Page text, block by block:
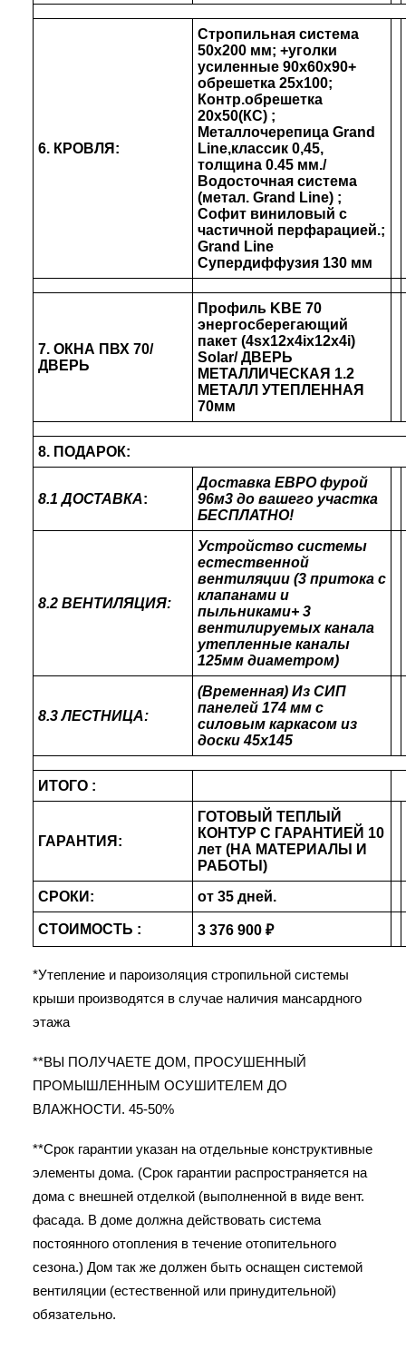
6. КРОВЛЯ:
Стропильная система
50х200 мм; +уголки
усиленные 90х60х90+
обрешетка 25х100;
Контр.обрешетка
20х50(КС) ;
Металлочерепица Grand
Line,классик 0,45,
толщина 0.45 мм./
Водосточная система
(метал. Grand Line) ;
Софит виниловый с
частичной перфарацией.;
Grand Line
Супердиффузия 130 мм
7. ОКНА ПВХ 70/
ДВЕРЬ
Профиль KBE 70
энергосберегающий
пакет (4sх12х4iх12х4i)
Solar/ ДВЕРЬ
МЕТАЛЛИЧЕСКАЯ 1.2
МЕТАЛЛ УТЕПЛЕННАЯ
70мм
8. ПОДАРОК:
8.1 ДОСТАВКА:
Доставка ЕВРО фурой
96м3 до вашего участка
БЕСПЛАТНО!
8.2 ВЕНТИЛЯЦИЯ:
Устройство системы
естественной
вентиляции (3 притока с
клапанами и
пыльниками+ 3
вентилируемых канала
утепленные каналы
125мм диаметром)
8.3 ЛЕСТНИЦА:
(Временная) Из СИП
панелей 174 мм с
силовым каркасом из
доски 45х145
ИТОГО :
ГАРАНТИЯ:
ГОТОВЫЙ ТЕПЛЫЙ
КОНТУР С ГАРАНТИЕЙ 10
лет (НА МАТЕРИАЛЫ И
РАБОТЫ)
СРОКИ:
от 35 дней.
СТОИМОСТЬ : 3 376 900 ₽
*Утепление и пароизоляция стропильной системы
крыши производятся в случае наличия мансардного
этажа
**ВЫ ПОЛУЧАЕТЕ ДОМ, ПРОСУШЕННЫЙ
ПРОМЫШЛЕННЫМ ОСУШИТЕЛЕМ ДО
ВЛАЖНОСТИ. 45-50%
**Срок гарантии указан на отдельные конструктивные
элементы дома. (Срок гарантии распространяется на
дома с внешней отделкой (выполненной в виде вент.
фасада. В доме должна действовать система
постоянного отопления в течение отопительного
сезона.) Дом так же должен быть оснащен системой
вентиляции (естественной или принудительной)
обязательно.